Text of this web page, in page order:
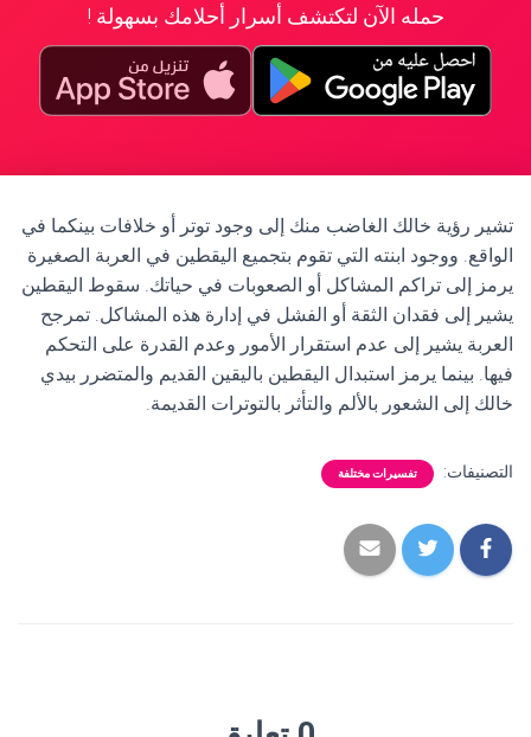
حمله الآن لتكتشف أسرار أحلامك بسهولة !
تشير رؤية خالك الغاضب منك إلى وجود توتر أو خلافات بينكما في
الواقع. ووجود ابنته التي تقوم بتجميع اليقطين في العربة الصغيرة
يرمز إلى تراكم المشاكل أو الصعوبات في حياتك. سقوط اليقطين
يشير إلى فقدان الثقة أو الفشل في إدارة هذه المشاكل. تمرجح
العربة يشير إلى عدم استقرار الأمور وعدم القدرة على التحكم
فيها. بينما يرمز استبدال اليقطين باليقين القديم والمتضرر بيدي
خالك إلى الشعور بالألم والتأثر بالتوترات القديمة.
التصنيفات: تفسيرات مختلفة